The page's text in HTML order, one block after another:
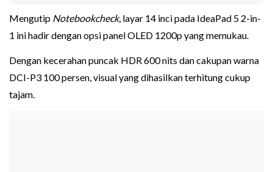
Mengutip Notebookcheck, layar 14 inci pada IdeaPad 5 2-in-
1 ini hadir dengan opsi panel OLED 1200p yang memukau.
Dengan kecerahan puncak HDR 600 nits dan cakupan warna
DCI-P3 100 persen, visual yang dihasilkan terhitung cukup
tajam.